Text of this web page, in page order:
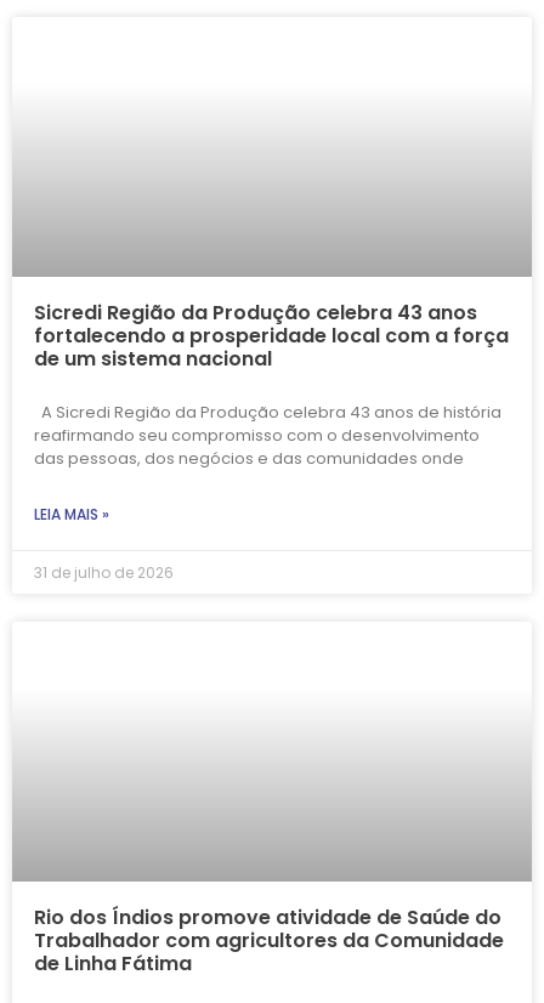
Sicredi Região da Produção celebra 43 anos
fortalecendo a prosperidade local com a força
de um sistema nacional
A Sicredi Região da Produção celebra 43 anos de história
reafirmando seu compromisso com o desenvolvimento
das pessoas, dos negócios e das comunidades onde
LEIA MAIS »
31 de julho de 2026
Rio dos Índios promove atividade de Saúde do
Trabalhador com agricultores da Comunidade
de Linha Fátima